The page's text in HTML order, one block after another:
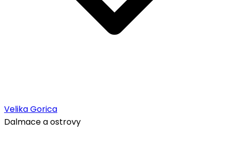
Velika Gorica
Dalmace a ostrovy